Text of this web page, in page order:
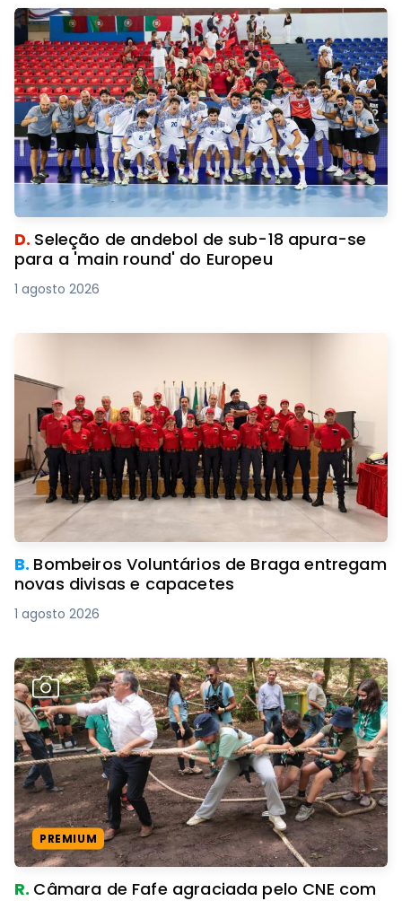
D. Seleção de andebol de sub-18 apura-se
para a 'main round' do Europeu
1 agosto 2026
B. Bombeiros Voluntários de Braga entregam
novas divisas e capacetes
1 agosto 2026
PREMIUM
R. Câmara de Fafe agraciada pelo CNE com